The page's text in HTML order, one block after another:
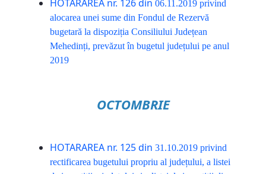
HOTARAREA nr. 126 din 06.11.2019 privind
alocarea unei sume din Fondul de Rezervă
bugetară la dispoziția Consiliului Județean
Mehedinți, prevăzut în bugetul județului pe anul
2019
OCTOMBRIE
HOTARAREA nr. 125 din 31.10.2019 privind
rectificarea bugetului propriu al județului, a listei